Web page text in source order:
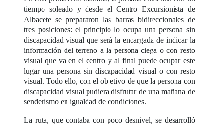
tiempo soleado y desde el Centro Excursionista de
Albacete se prepararon las barras bidireccionales de
tres posiciones: el principio lo ocupa una persona sin
discapacidad visual que será la encargada de indicar la
información del terreno a la persona ciega o con resto
visual que va en el centro y al final puede ocupar este
lugar una persona sin discapacidad visual o con resto
visual. Todo ello, con el objetivo de que la persona con
discapacidad visual pudiera disfrutar de una mañana de
senderismo en igualdad de condiciones.
La ruta, que contaba con poco desnivel, se desarrolló